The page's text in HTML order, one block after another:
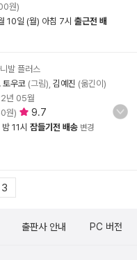
원)
10일 (월) 아침 7시 출근전 배
발 플러스
토우코 (그림), 김예진 (옮긴이)
년 05월
원) 9.7
11시 잠들기전 배송 변경
3
출판사 안내 PC 버전